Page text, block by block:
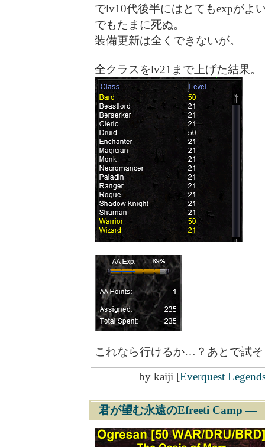
でlv10代後半にはとてもexpがよ
でもたまに死ぬ。
装備更新は全くできないが。
全クラスをlv21まで上げた結果。
これなら行けるか…？あとで試
by kaiji [Everquest
君が望む永遠のEfreeti Camp ―